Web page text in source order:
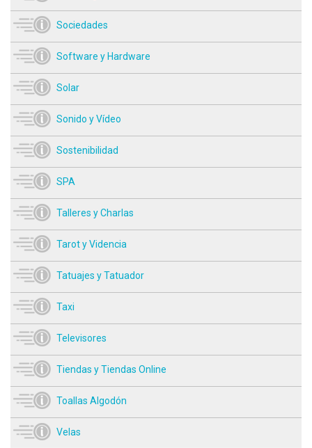
Sociedades
Software y Hardware
Solar
Sonido y Vídeo
Sostenibilidad
SPA
Talleres y Charlas
Tarot y Videncia
Tatuajes y Tatuador
Taxi
Televisores
Tiendas y Tiendas Online
Toallas Algodón
Velas